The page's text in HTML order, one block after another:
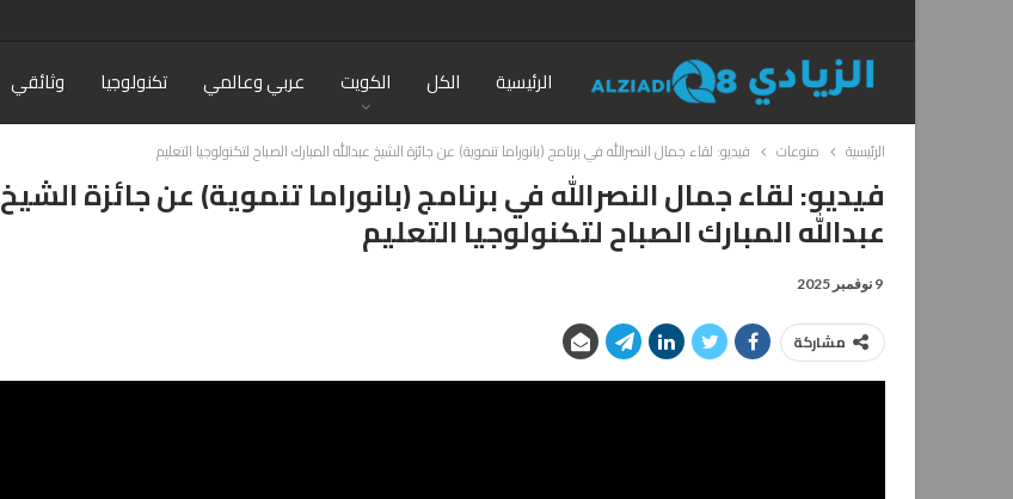
الرئيسية الكل الكويت عربي وعالمي تكنولوجيا وثائقي
الرئيسية منوعات فيديو: لقاء جمال النصرالله في برنامج (بانوراما تنموية) عن جائزة الشيخ عبدالله المبارك الصباح لتكنولوجيا التعليم
فيديو: لقاء جمال النصرالله في برنامج (بانوراما تنموية) عن جائزة الشيخ
عبدالله المبارك الصباح لتكنولوجيا التعليم
9 نوفمبر 2025
مشاركة